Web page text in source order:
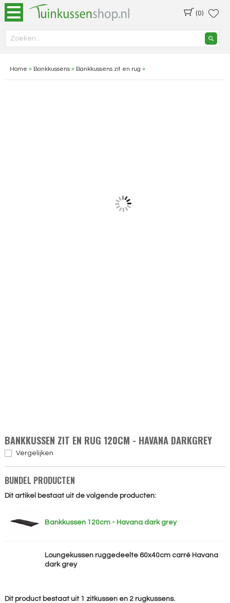
(0)
Home » Bankkussens» Bankkussens zit en rug »
BANKKUSSEN ZIT EN RUG 120CM - HAVANA DARKGREY
Vergelijken
BUNDEL PRODUCTEN
Dit artikel bestaat uit de volgende producten:
Bankkussen 120cm - Havana dark grey
Loungekussen ruggedeelte 60x40cm carré Havana
dark grey
Dit product bestaat uit 1 zitkussen en 2 rugkussens.